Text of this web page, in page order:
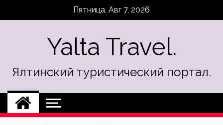
Пятница, Авг 7, 2026
Yalta Travel.
Ялтинский туристический портал.